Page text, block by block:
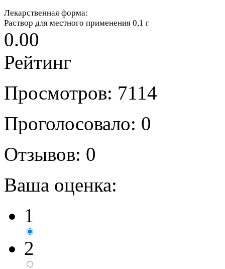
Лекарственная форма:
Раствор для местного применения 0,1 г
0.00
Рейтинг
Просмотров: 7114
Проголосовало: 0
Отзывов: 0
Ваша оценка:
1
2